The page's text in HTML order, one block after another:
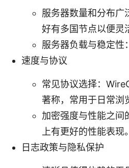
服务器数量和分布广
好有多国节点以便灵
服务器负载与稳定性
速度与协议
常见协议选择：
著称，常用于日常浏
加密强度与性能之
上有更好的性能表现。
日志政策与隐私保护